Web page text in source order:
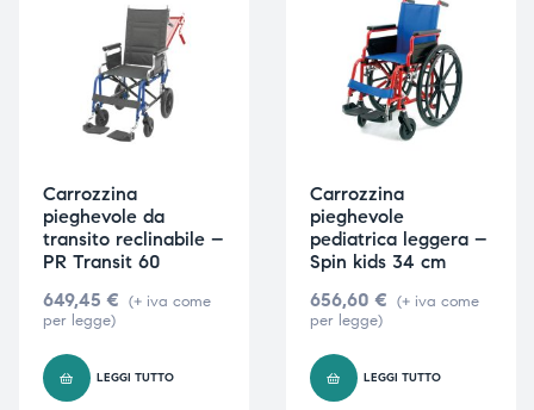
Carrozzina
pieghevole da
transito reclinabile –
PR Transit 60
649,45 € (+ iva come
per legge)
LEGGI TUTTO
Carrozzina
pieghevole
pediatrica leggera –
Spin kids 34 cm
656,60 € (+ iva come
per legge)
LEGGI TUTTO